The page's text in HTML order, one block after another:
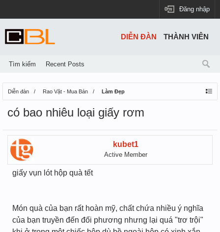
Đăng nhập
Diễn đàn Rao Vặt - Mua Bán Làm Đẹp
có bao nhiêu loại giấy rơm
kubet1
Active Member
giấy vụn lót hộp quà tết
Món quà của bạn rất hoàn mỹ, chất chứa nhiều ý nghĩa
của bạn truyền đến đối phương nhưng lại quá "trơ trội"
DIỄN ĐÀN
Tìm kiếm Recent Posts
THÀNH VIÊN